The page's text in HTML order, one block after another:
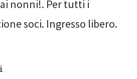
nonni!. Per tutti i
soci. Ingresso libero.